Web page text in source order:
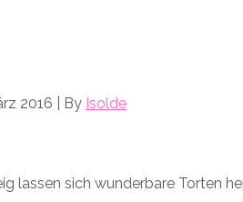
2016 | By Isolde
lassen sich wunderbare Torten